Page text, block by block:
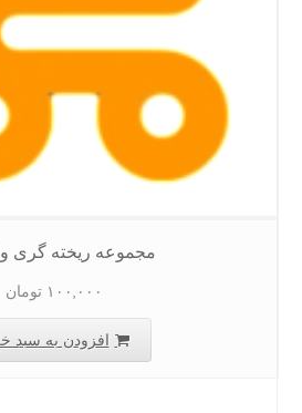
مجموعه ریخته گری و انجماد
۱۰۰,۰۰۰ تومان
افزودن به سبد خرید